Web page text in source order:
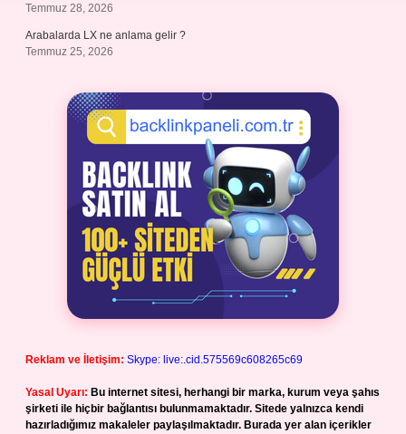
Temmuz 28, 2026
Arabalarda LX ne anlama gelir ?
Temmuz 25, 2026
Reklam ve İletişim: Skype: live:.cid.575569c608265c69
Yasal Uyarı: Bu internet sitesi, herhangi bir marka, kurum veya şahıs
şirketi ile hiçbir bağlantısı bulunmamaktadır. Sitede yalnızca kendi
hazırladığımız makaleler paylaşılmaktadır. Burada yer alan içerikler